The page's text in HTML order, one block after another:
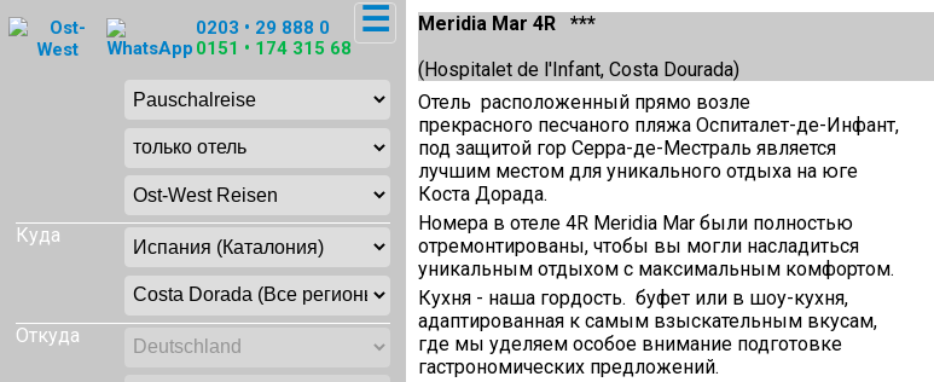
0203 • 29 888 0
0151 • 174 315 68
☰
Куда
Откуда
Meridia Mar 4R ***
(Hospitalet de l'Infant, Costa Dourada)
Отель расположенный прямо возле
прекрасного песчаного пляжа Оспиталет-де-Инфант,
под защитой гор Серра-де-Местраль является
лучшим местом для уникального отдыха на юге
Коста Дорада.
Номера в отеле 4R Meridiа Mar были полностью
отремонтированы, чтобы вы могли насладиться
уникальным отдыхом с максимальным комфортом.
Кухня - наша гордость. буфет или в шоу-кухня,
адаптированная к самым взыскательным вкусам,
где мы уделяем особое внимание подготовке
гастрономических предложений.